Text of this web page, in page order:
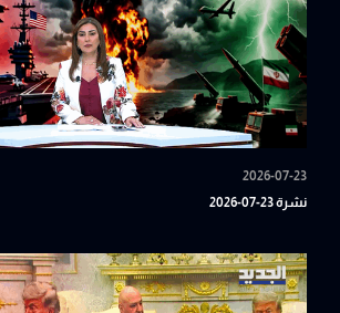
2026-07-23
نشرة 23-07-2026